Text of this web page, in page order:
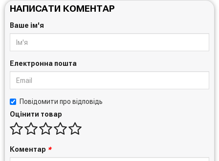
НАПИСАТИ КОМЕНТАР
Ваше ім'я
Електронна пошта
Повідомити про відповідь
Оцінити товар
Коментар *